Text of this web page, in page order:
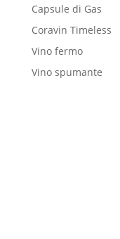
Capsule di Gas
Coravin Timeless
Vino fermo
Vino spumante